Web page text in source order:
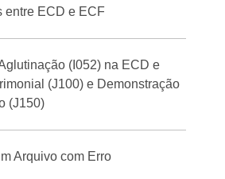
entre ECD e ECF
(I052) na ECD e
(J100) e Demonstração
(J150)
Arquivo com Erro